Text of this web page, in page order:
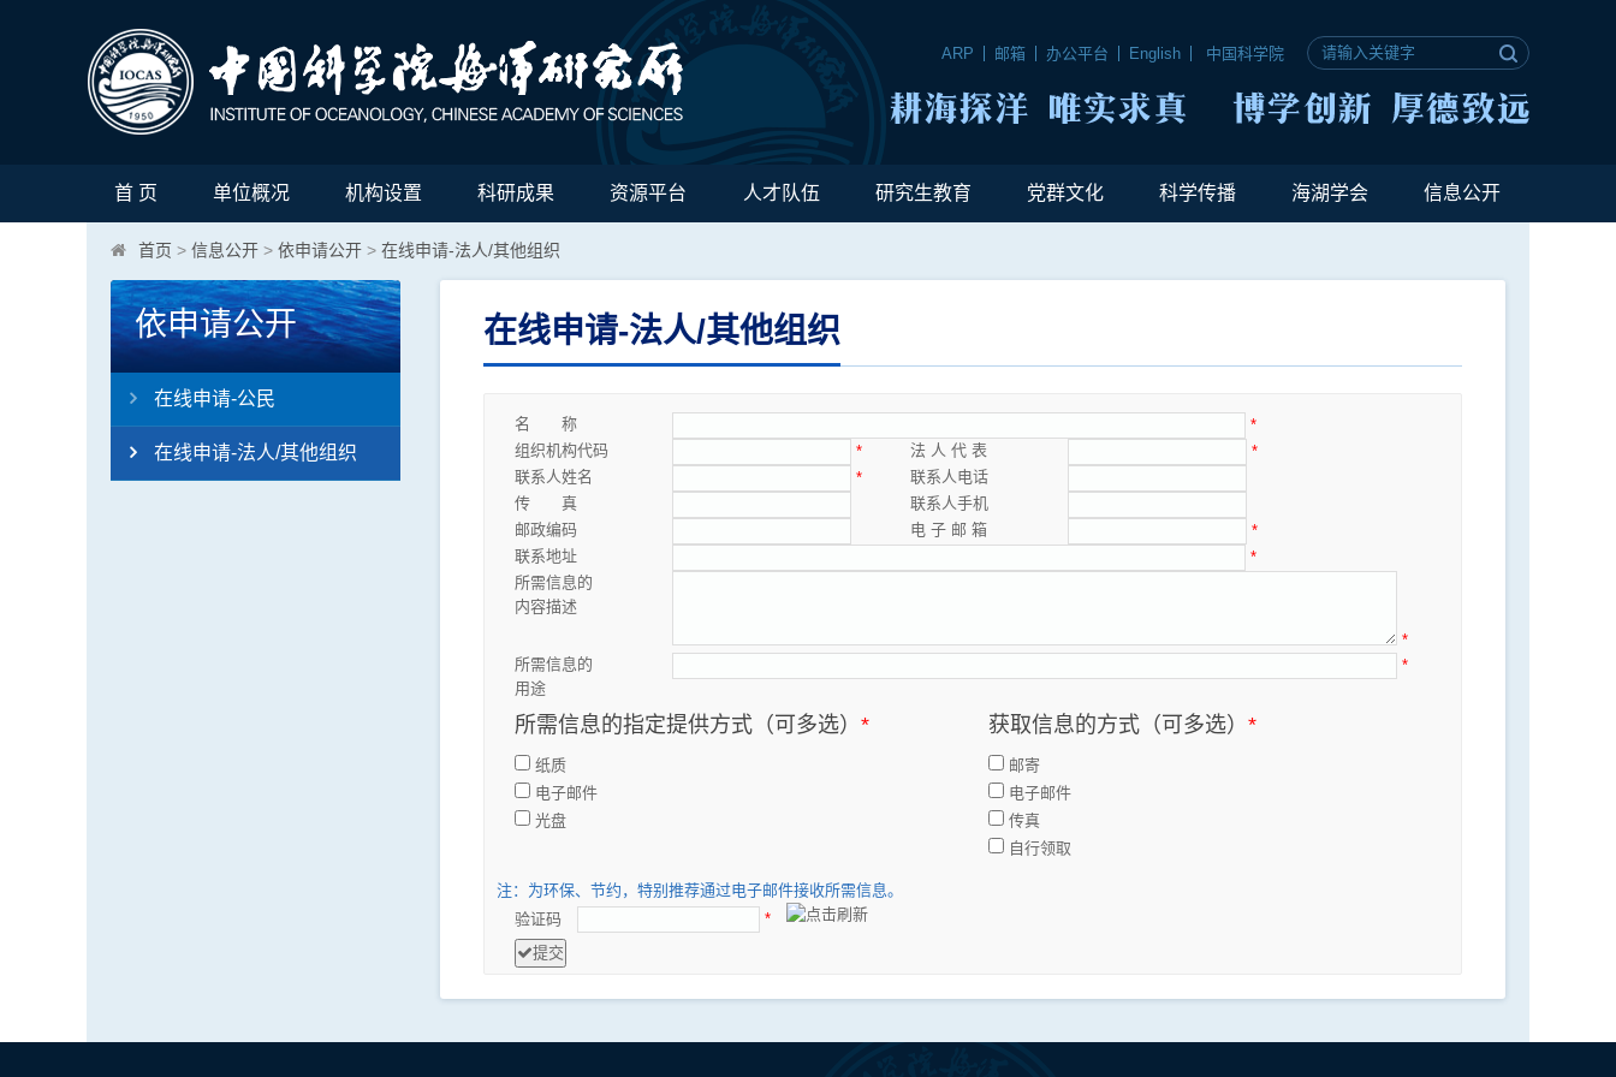
ARP 邮箱 办公平台 English 中国科学院
首 页 单位概况 机构设置 科研成果 资源平台 人才队伍 研究生教育 党群文化 科学传播 海湖学会 信息公开
首页 > 信息公开 > 依申请公开 > 在线申请-法人/其他组织
依申请公开
在线申请-公民
在线申请-法人/其他组织
在线申请-法人/其他组织
名 称
*
组织机构代码
* 法 人 代 表
*
联系人姓名
*
联系人电话
传 真
联系人手机
邮政编码
电 子 邮 箱
*
联系地址
*
所需信息的
内容描述
*
所需信息的
用途
*
所需信息的指定提供方式（可多选） *
纸质
电子邮件
光盘
获取信息的方式（可多选）*
邮寄
电子邮件
传真
自行领取
注：为环保、节约，特别推荐通过电子邮件接收所需信息。
验证码
*
提交